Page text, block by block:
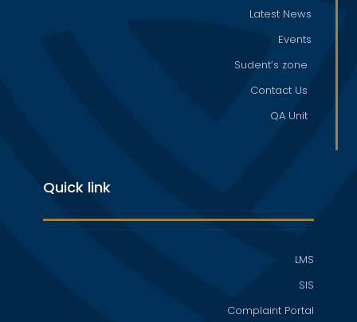
Latest News
Events
Sudent’s zone
Contact Us
QA Unit
Quick link
LMS
SIS
Complaint Portal